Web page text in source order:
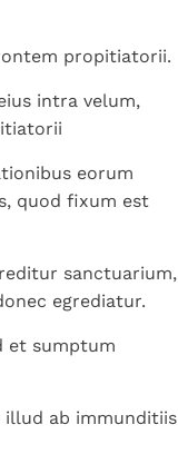
propitiatorii.
intra velum,
eorum
quod fixum est
sanctuarium,
egrediatur.
et sumptum
illud ab immunditiis